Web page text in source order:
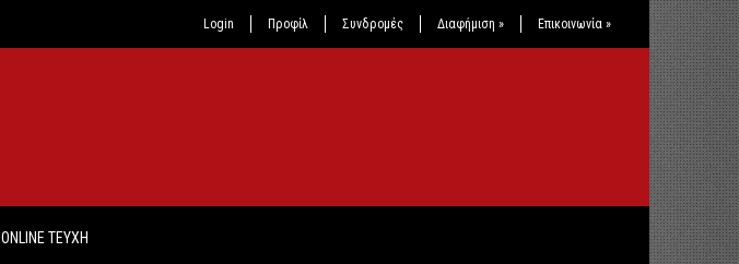
Login Προφίλ Συνδρομές Διαφήμιση » Επικοινωνία »
ONLINE TEYXH